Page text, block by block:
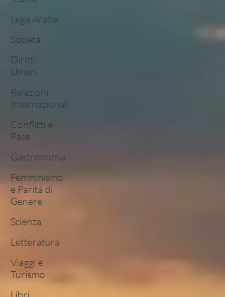
Lega Araba
Società
Diritti
Umani
Relazioni
Internazionali
Conflitti e
Pace
Gastronomia
Femminismo
e Parità di
Genere
Scienza
Letteratura
Viaggi e
Turismo
Libri